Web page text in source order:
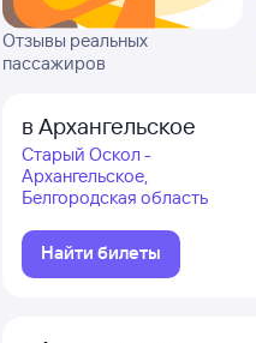
Отзывы реальных
пассажиров
в Архангельское
Старый Оскол -
Архангельское,
Белгородская область
Найти билеты